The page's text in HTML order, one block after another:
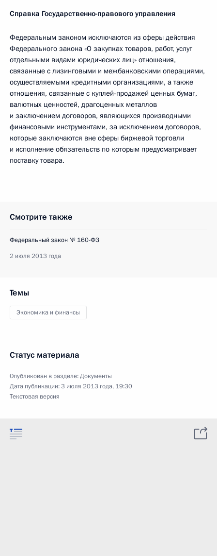
Справка Государственно-правового управления
Федеральным законом исключаются из сферы действия
Федерального закона «О закупках товаров, работ, услуг
отдельными видами юридических лиц» отношения,
связанные с лизинговыми и межбанковскими операциями,
осуществляемыми кредитными организациями, а также
отношения, связанные с куплей-продажей ценных бумаг,
валютных ценностей, драгоценных металлов
и заключением договоров, являющихся производными
финансовыми инструментами, за исключением договоров,
которые заключаются вне сферы биржевой торговли
и исполнение обязательств по которым предусматривает
поставку товара.
Смотрите также
Федеральный закон № 160-ФЗ
2 июля 2013 года
Темы
Экономика и финансы
Статус материала
Опубликован в разделе:Документы
Дата публикации:3 июля 2013 года, 19:30
Текстовая версия